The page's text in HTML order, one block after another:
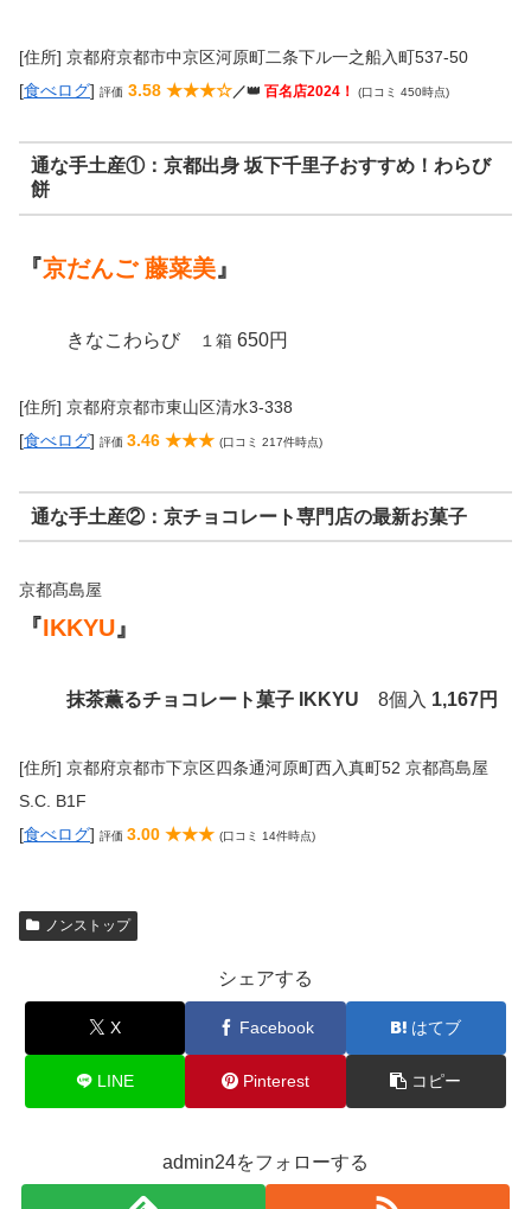
[住所] 京都府京都市中京区河原町二条下ル一之船入町537-50
[食べログ] 評価 3.58 ★★★☆／👑 百名店2024！ (口コミ 450時点)
通な手土産①：京都出身 坂下千里子おすすめ！わらび
餅
『京だんご 藤菜美』
きなこわらび １箱 650円
[住所] 京都府京都市東山区清水3-338
[食べログ] 評価 3.46 ★★★ (口コミ 217件時点)
通な手土産②：京チョコレート専門店の最新お菓子
京都髙島屋
『IKKYU』
抹茶薫るチョコレート菓子 IKKYU 8個入 1,167円
[住所] 京都府京都市下京区四条通河原町西入真町52 京都髙島屋
S.C. B1F
[食べログ] 評価 3.00 ★★★ (口コミ 14件時点)
ノンストップ
シェアする
X Facebook はてブ
LINE Pinterest コピー
admin24をフォローする